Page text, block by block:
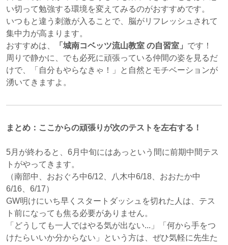
い切って勉強する環境を変えてみるのがおすすめです。
いつもと違う刺激が入ることで、脳がリフレッシュされて
集中力が高まります。
おすすめは、
「城南コベッツ流山教室 の自習室」 です！
周りで静かに、でも必死に頑張っている仲間の姿を見るだ
けで、「自分もやらなきゃ！」と自然とモチベーションが
湧いてきますよ。
まとめ：ここからの頑張りが次のテストを左右する！
5月が終わると、6月中旬にはあっという間に前期中間テス
トがやってきます。
（南部中、おおぐろ中6/12、八木中6/18、おおたか中
6/16、6/17）
GW明けにいち早くスタートダッシュを切れた人は、テス
ト前になっても焦る必要がありません。
「どうしても一人ではやる気が出ない...」「何から手をつ
けたらいいか分からない」という方は、ぜひ気軽に先生た